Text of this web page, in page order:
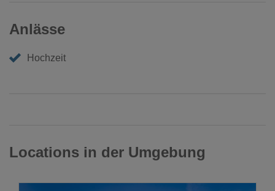
Anlässe
Hochzeit
Locations in der Umgebung